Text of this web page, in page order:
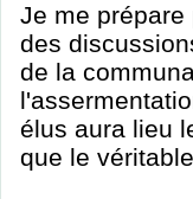
Je me
des
de la
élus aura lieu
que le